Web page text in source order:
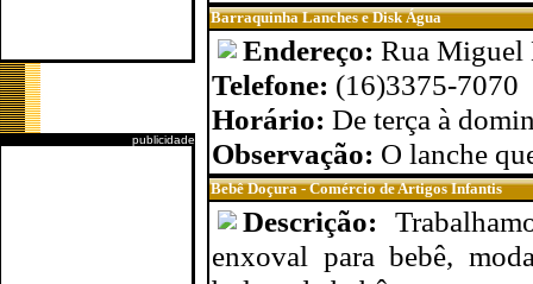
publicidade
Barraquinha Lanches e Disk Água
Endereço: Rua Miguel
Telefone: (16)3375-7070
Horário: De terça à
Observação: O lanche
Bebê Doçura - Comércio de Artigos Infantis
Descrição:
enxoval para bebê,